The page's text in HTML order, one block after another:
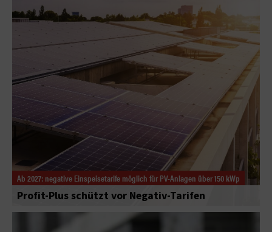
Ab 2027: negative Einspeisetarife möglich für PV-Anlagen über 150 kWp
Profit-Plus schützt vor Negativ-Tarifen